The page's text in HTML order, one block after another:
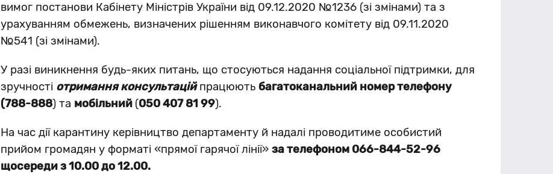
вимог постанови Кабінету Міністрів України від 09.12.2020 №1236 (зі змінами) та з
урахуванням обмежень, визначених рішенням виконавчого комітету від 09.11.2020
№541 (зі змінами).
У разі виникнення будь-яких питань, що стосуються надання соціальної підтримки, для
зручності отримання консультаційпрацюють багатоканальний номер телефону
(788-888) та мобільний (050407 81 99).
На час дії карантину керівництво департаменту й надалі проводитиме особистий
прийом громадян у форматі «прямої гарячої лінії» за телефоном 066-844-52-96
щосереди з 10.00 до 12.00.